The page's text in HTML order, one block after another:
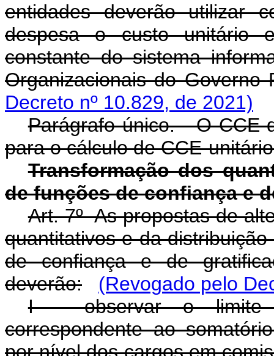
entidades deverão utilizar
despesa o custo unitário
constante do sistema
Organizacionais do Governo
Decreto nº 10.829, de 2021)
Parágrafo único. O CCE
para o cálculo de CCE-
Transformação dos
de funções de confiança e
Art. 7º As propostas de
quantitativos e da
de confiança e de
deverão:
(Revogado pelo
I - observar o limite
correspondente ao